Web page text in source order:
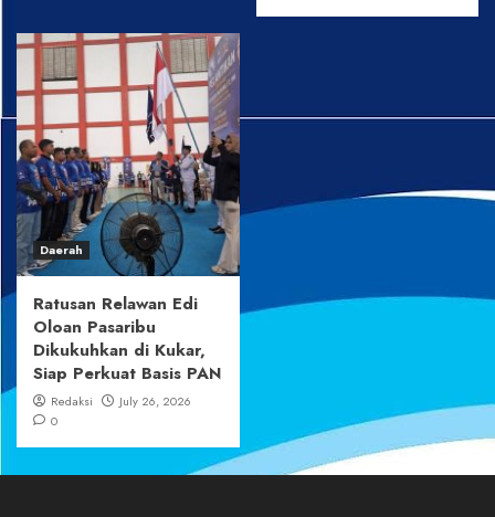
Daerah
Ratusan Relawan Edi
Oloan Pasaribu
Dikukuhkan di Kukar,
Siap Perkuat Basis PAN
Redaksi
July 26, 2026
0